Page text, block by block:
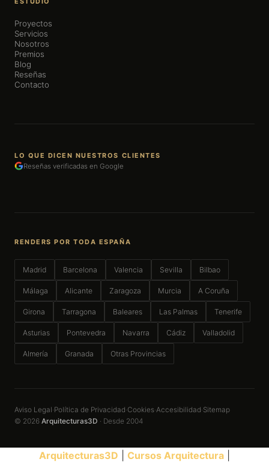
Proyectos
Servicios
Nosotros
Premios
Blog
Reseñas
Contacto
LO QUE DICEN NUESTROS CLIENTES
Reseñas verificadas en Google
RENDERS POR TODA ESPAÑA
Madrid Barcelona Valencia Sevilla Bilbao
Málaga Alicante Zaragoza Murcia A Coruña
Girona Tarragona Baleares Las Palmas Tenerife
Asturias Pontevedra Navarra Cádiz Valladolid
Almería Granada Otras Provincias
Aviso Legal·Política de Privacidad·Cookies·Accesibilidad·Sitemap
© 2026 Arquitecturas3D · Desde 2004
Arquitecturas3D Cursos Arquitectura